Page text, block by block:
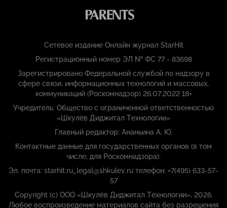
Сетевое издание Онлайн журнал StarHit
Регистрационный номер ЭЛ № ФС 77 - 83698
Зарегистрировано Федеральной службой по надзору в
сфере связи, информационных технологий и массовых,
коммуникаций (Роскомнадзор) 26.07.2022 18+
Учредитель: Общество с ограниченной ответственностью
«Шкулёв Диджитал Технологии»
Главный редактор: Ананьина А. Ю.
Контактные данные для государственных органов (в том
числе, для Роскомнадзора):
Эл. почта: starhit.ru_legal@shkulev.ru телефон: +7(495) 633-57-
57
Copyright (с) ООО «Шкулёв Диджитал Технологии», 2026.
Любое воспроизведение материалов сайта без разрешения